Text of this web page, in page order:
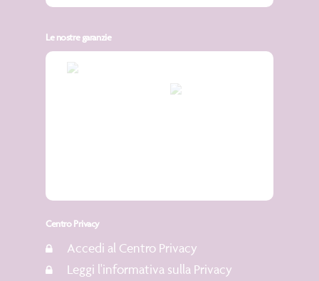
Le nostre garanzie
Centro Privacy
Accedi al Centro Privacy
Leggi l'informativa sulla Privacy